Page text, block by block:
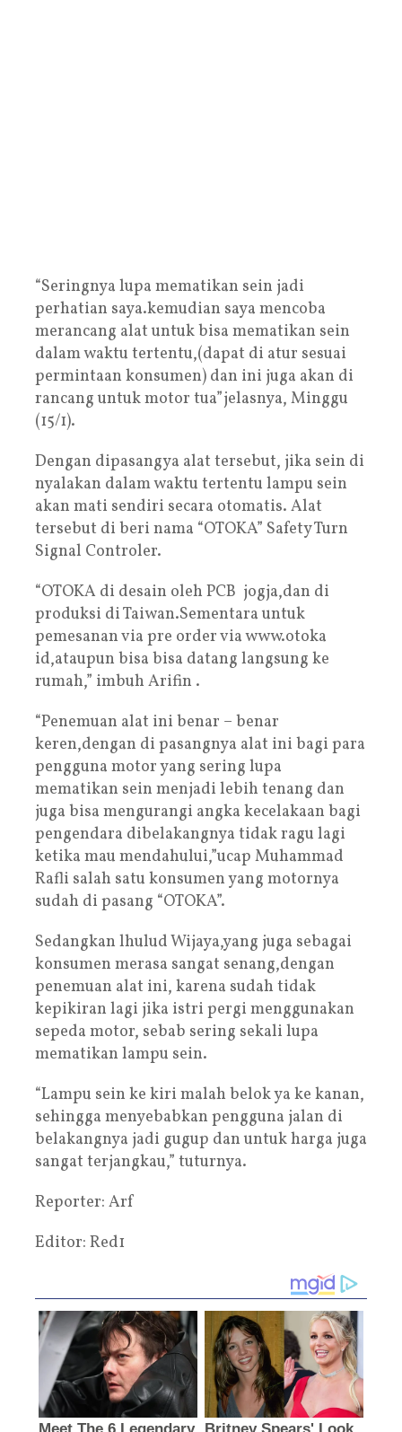
“Seringnya lupa mematikan sein jadi
perhatian saya.kemudian saya mencoba
merancang alat untuk bisa mematikan sein
dalam waktu tertentu,(dapat di atur sesuai
permintaan konsumen) dan ini juga akan di
rancang untuk motor tua”jelasnya, Minggu
(15/1).
Dengan dipasangya alat tersebut, jika sein di
nyalakan dalam waktu tertentu lampu sein
akan mati sendiri secara otomatis. Alat
tersebut di beri nama “OTOKA” Safety Turn
Signal Controler.
“OTOKA di desain oleh PCB jogja,dan di
produksi di Taiwan.Sementara untuk
pemesanan via pre order via www.otoka
id,ataupun bisa bisa datang langsung ke
rumah,” imbuh Arifin .
“Penemuan alat ini benar – benar
keren,dengan di pasangnya alat ini bagi para
pengguna motor yang sering lupa
mematikan sein menjadi lebih tenang dan
juga bisa mengurangi angka kecelakaan bagi
pengendara dibelakangnya tidak ragu lagi
ketika mau mendahului,”ucap Muhammad
Rafli salah satu konsumen yang motornya
sudah di pasang “OTOKA”.
Sedangkan lhulud Wijaya,yang juga sebagai
konsumen merasa sangat senang,dengan
penemuan alat ini, karena sudah tidak
kepikiran lagi jika istri pergi menggunakan
sepeda motor, sebab sering sekali lupa
mematikan lampu sein.
“Lampu sein ke kiri malah belok ya ke kanan,
sehingga menyebabkan pengguna jalan di
belakangnya jadi gugup dan untuk harga juga
sangat terjangkau,” tuturnya.
Reporter: Arf
Editor: Red1